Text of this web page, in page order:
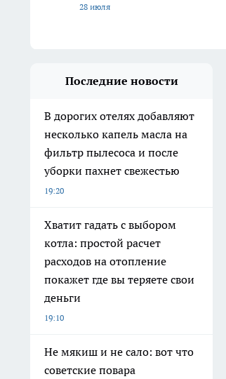
28 июля
Последние новости
В дорогих отелях добавляют
несколько капель масла на
фильтр пылесоса и после
уборки пахнет свежестью
19:20
Хватит гадать с выбором
котла: простой расчет
расходов на отопление
покажет где вы теряете свои
деньги
19:10
Не мякиш и не сало: вот что
советские повара